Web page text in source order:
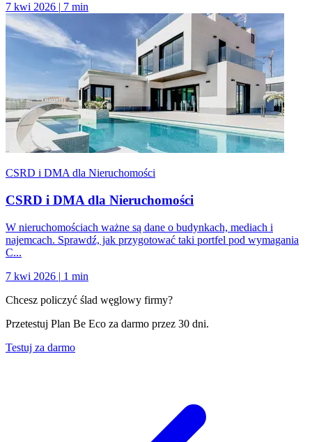
7 kwi 2026 | 7 min
CSRD i DMA dla Nieruchomości
CSRD i DMA dla Nieruchomości
W nieruchomościach ważne są dane o budynkach, mediach i
najemcach. Sprawdź, jak przygotować taki portfel pod wymagania
C...
7 kwi 2026 | 1 min
Chcesz policzyć ślad węglowy firmy?
Przetestuj Plan Be Eco za darmo przez 30 dni.
Testuj za darmo